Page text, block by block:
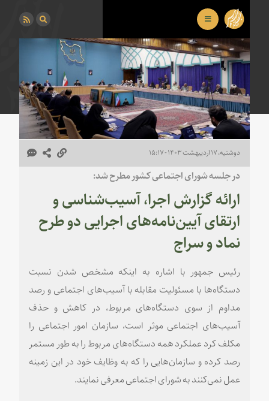
دوشنبه، ۱۷ اردیبهشت ۱۴۰۳ - ۱۵:۱۷
در جلسه شورای اجتماعی کشور مطرح شد:
ارائه گزارش اجرا، آسیب‌شناسی و
ارتقای آیین‌نامه‌های اجرایی دو طرح
نماد و سراج
رئیس جمهور با اشاره به اینکه مشخص شدن نسبت
دستگاه‌ها با مسئولیت مقابله با آسیب‌های اجتماعی و رصد
مداوم از سوی دستگاه‌های مربوط، در کاهش و حذف
آسیب‌های اجتماعی موثر است، سازمان امور اجتماعی را
مکلف کرد عملکرد همه دستگاه‌های مربوط را به طور مستمر
رصد کرده و سازمان‌هایی را که به وظایف خود در این زمینه
عمل نمی‌کنند به شورای اجتماعی معرفی نمایند.